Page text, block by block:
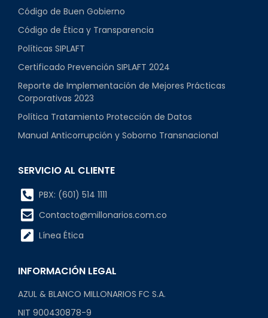
Código de Buen Gobierno
Código de Ética y Transparencia
Políticas SIPLAFT
Certificado Prevención SIPLAFT 2024
Reporte de Implementación de Mejores Prácticas
Corporativas 2023
Política Tratamiento Protección de Datos
Manual Anticorrupción y Soborno Transnacional
SERVICIO AL CLIENTE
PBX: (601) 514 1111
Contacto@millonarios.com.co
Línea Ética
INFORMACIÓN LEGAL
AZUL & BLANCO MILLONARIOS FC S.A.
NIT 900430878-9